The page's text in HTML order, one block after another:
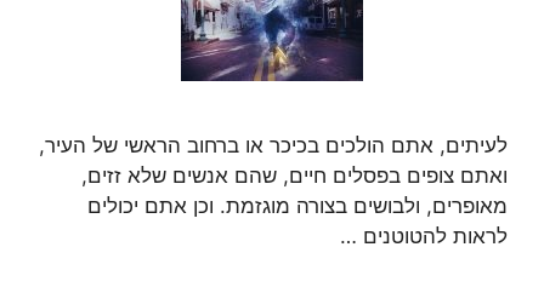
לעיתים, אתם הולכים בכיכר או ברחוב הראשי של העיר,
ואתם צופים בפסלים חיים, שהם אנשים שלא זזים,
מאופרים, ולבושים בצורה מוגזמת. וכן אתם יכולים
לראות להטוטנים …